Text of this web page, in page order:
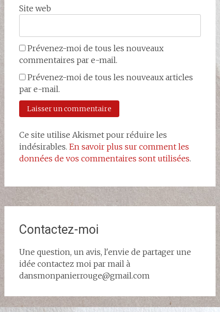
Site web
Prévenez-moi de tous les nouveaux
commentaires par e-mail.
Prévenez-moi de tous les nouveaux articles
par e-mail.
Ce site utilise Akismet pour réduire les
indésirables. En savoir plus sur comment les
données de vos commentaires sont utilisées.
Contactez-moi
Une question, un avis, l'envie de partager une
idée contactez moi par mail à
dansmonpanierrouge@gmail.com